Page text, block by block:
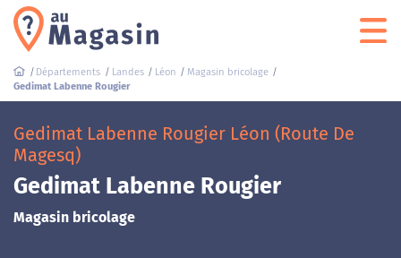
Départements Landes Léon
Magasin bricolage
Gedimat Labenne Rougier
Gedimat Labenne Rougier Léon (Route De
Magesq)
Gedimat Labenne Rougier
Magasin bricolage